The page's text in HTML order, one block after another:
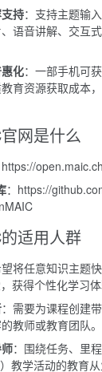
持：支持主题输
语音讲解、交互
化：一部手机可
育资源获取成本
网是什么
https://
：https://
适用人群
望将任意知识主题
获得个性化学习体
：需要为课程创建
教师或教育团队。
：围绕任务、里
教学活动的教育从